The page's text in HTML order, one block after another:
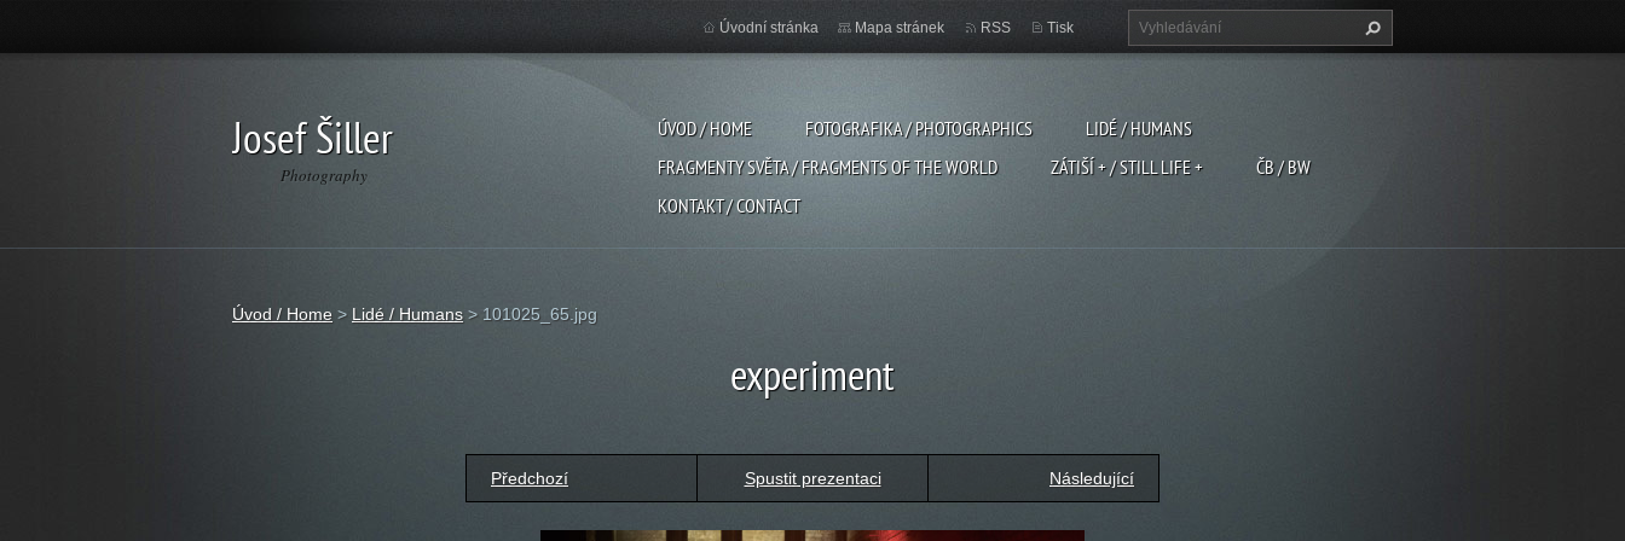
Josef Šiller
Photography
ÚVOD / HOME FOTOGRAFIKA / PHOTOGRAPHICS
LIDÉ / HUMANS
FRAGMENTY SVĚTA / FRAGMENTS OF THE WORLD
ZÁTIŠÍ + / STILL LIFE +
ČB / BW
KONTAKT / CONTACT
Úvodní stránka Mapa stránek RSS Tisk
Úvod / Home > Lidé / Humans > 101025_65.jpg
experiment
Předchozí Spustit prezentaci Následující